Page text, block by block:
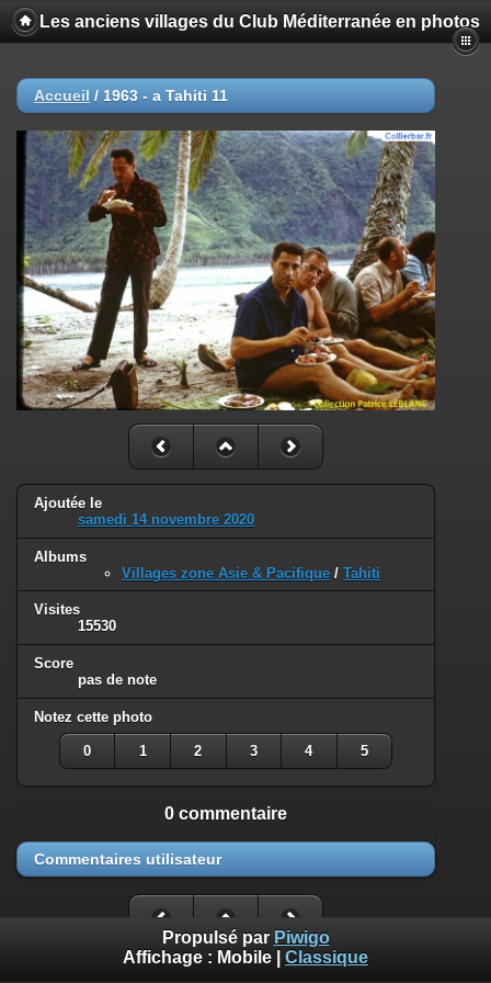
Les anciens villages du Club Méditerranée en photos
Accueil / 1963 - a Tahiti 11
Ajoutée le
samedi 14 novembre 2020
Albums
Villages zone Asie & Pacifique / Tahiti
Visites
15530
Score
pas de note
Notez cette photo
0 1 2 3 4 5
0 commentaire
Commentaires utilisateur
Propulsé par Piwigo
Affichage : Mobile Classique